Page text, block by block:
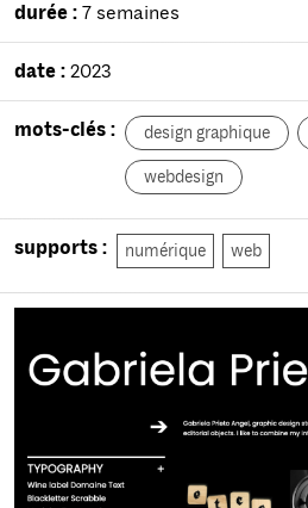
durée : 7 semaines
date : 2023
mots-clés : design graphique
webdesign
supports : numérique web